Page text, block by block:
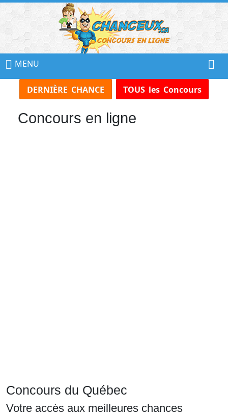
MENU
DERNIÈRE CHANCE TOUS les Concours
Concours en ligne
Concours du Québec
Votre accès aux meilleures chances
📢
Ne
Manquez
Aucun
Concours!